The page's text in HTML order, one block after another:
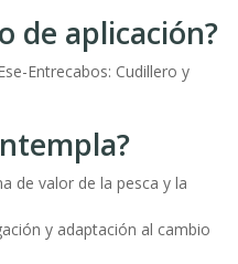
de aplicación?
Entrecabos: Cudillero y
de valor de la pesca y la
y adaptación al cambio